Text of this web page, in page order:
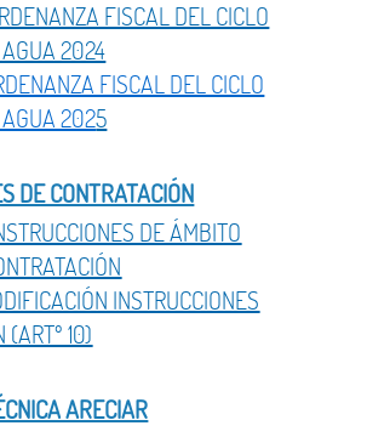
FISCAL DEL CICLO
2024
FISCAL DEL CICLO
2025
DE CONTRATACIÓN
DE ÁMBITO
INSTRUCCIONES
(ARTº 10)
ARECIAR